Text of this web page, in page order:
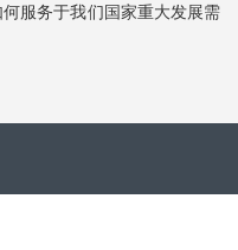
服务于我们国家重大发展需